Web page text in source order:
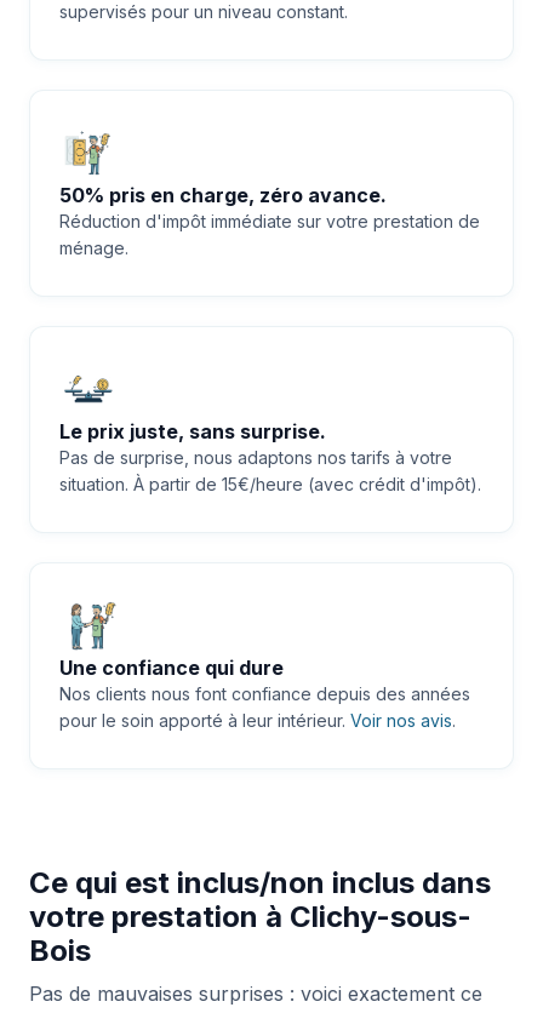
supervisés pour un niveau constant.
50% pris en charge, zéro avance.
Réduction d'impôt immédiate sur votre prestation de
ménage.
Le prix juste, sans surprise.
Pas de surprise, nous adaptons nos tarifs à votre
situation. À partir de 15€/heure (avec crédit d'impôt).
Une confiance qui dure
Nos clients nous font confiance depuis des années
pour le soin apporté à leur intérieur. Voir nos avis.
Ce qui est inclus/non inclus dans
votre prestation à Clichy-sous-
Bois
Pas de mauvaises surprises : voici exactement ce